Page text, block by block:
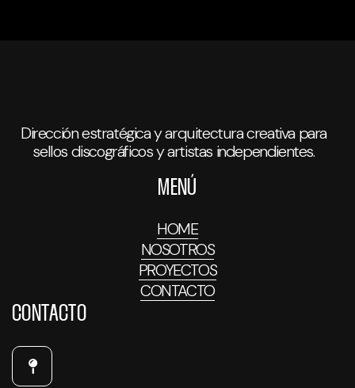
Dirección estratégica y arquitectura creativa para
sellos discográficos y artistas independientes.
MENÚ
HOME
NOSOTROS
PROYECTOS
CONTACTO
CONTACTO